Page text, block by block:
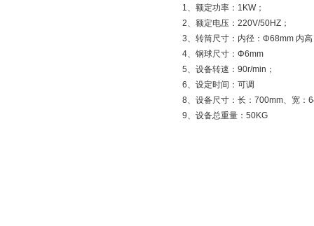
1、额定功率：1KW；
2、额定电压：220V/50HZ；
3、转筒尺寸：内径：Φ68mm 内
4、钢球尺寸：Φ6mm
5、设备转速：90r/min；
6、设定时间：可调
8、设备尺寸：长：700mm、宽：
9、设备总重量：50KG